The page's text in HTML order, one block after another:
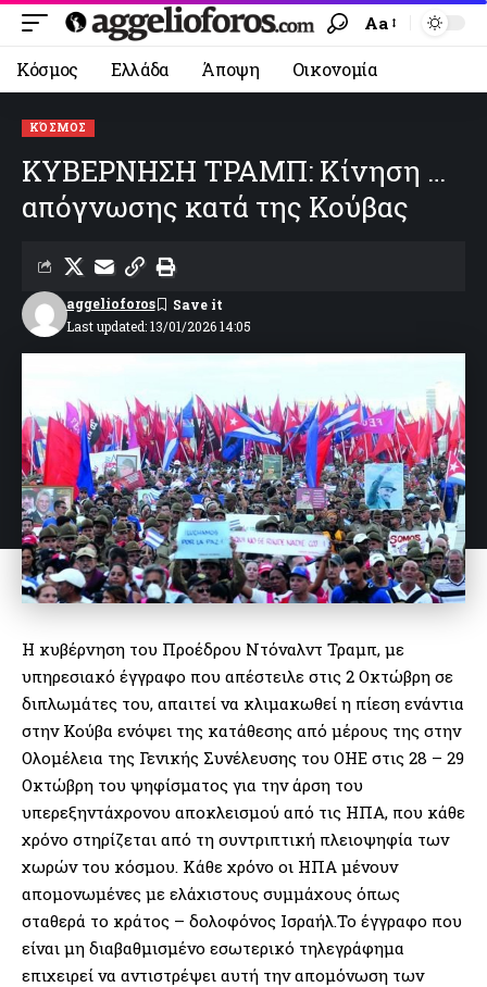
Aa
Κόσμος Ελλάδα Άποψη Οικονομία
ΚΌΣΜΟΣ
ΚΥΒΕΡΝΗΣΗ ΤΡΑΜΠ: Κίνηση …
απόγνωσης κατά της Κούβας
Last updated: 13/01/2026 14:05
aggelioforos
Η κυβέρνηση του Προέδρου Ντόναλντ Τραμπ, με
υπηρεσιακό έγγραφο που απέστειλε στις 2 Οκτώβρη σε
διπλωμάτες του, απαιτεί να κλιμακωθεί η πίεση ενάντια
στην Κούβα ενόψει της κατάθεσης από μέρους της στην
Ολομέλεια της Γενικής Συνέλευσης του ΟΗΕ στις 28 – 29
Οκτώβρη του ψηφίσματος για την άρση του
υπερεξηντάχρονου αποκλεισμού από τις ΗΠΑ, που κάθε
χρόνο στηρίζεται από τη συντριπτική πλειοψηφία των
χωρών του κόσμου. Κάθε χρόνο οι ΗΠΑ μένουν
απομονωμένες με ελάχιστους συμμάχους όπως
σταθερά το κράτος – δολοφόνος Ισραήλ.Το έγγραφο που
είναι μη διαβαθμισμένο εσωτερικό τηλεγράφημα
επιχειρεί να αντιστρέψει αυτή την απομόνωση των